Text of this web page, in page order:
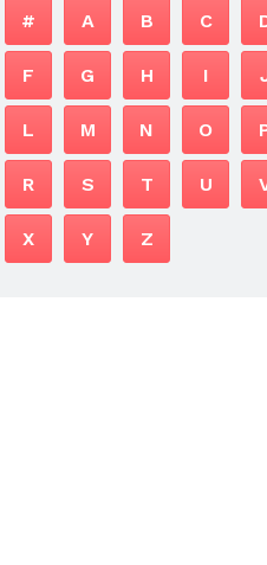
# A B C
F G H I
L M N O
R S T U
X Y Z